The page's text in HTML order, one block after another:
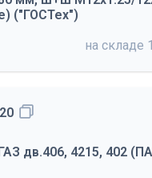
("ГОСТех")
на складе
дв.406, 4215, 402